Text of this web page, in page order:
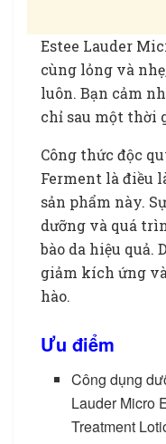
Estee Lauder
cùng lỏng và
luôn. Bạn cảm
chỉ sau một thời
Công thức độc
Ferment là điều
sản phẩm này.
dưỡng và quá
bào da hiệu quả.
giảm kích ứng
hào.
Ưu điểm
Công dụng
Lauder Micro
Treatment